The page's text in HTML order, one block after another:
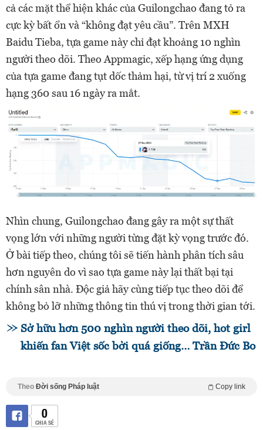
cả các mặt thể hiện khác của Guilongchao đang tỏ ra
cực kỳ bất ổn và “không đạt yêu cầu”. Trên MXH
Baidu Tieba, tựa game này chỉ đạt khoảng 10 nghìn
người theo dõi. Theo Appmagic, xếp hạng ứng dụng
của tựa game đang tụt dốc thảm hại, từ vị trí 2 xuống
hạng 360 sau 16 ngày ra mắt.
Nhìn chung, Guilongchao đang gây ra một sự thất
vọng lớn với những người từng đặt kỳ vọng trước đó.
Ở bài tiếp theo, chúng tôi sẽ tiến hành phân tích sâu
hơn nguyên do vì sao tựa game này lại thất bại tại
chính sân nhà. Độc giả hãy cùng tiếp tục theo dõi để
không bỏ lỡ những thông tin thú vị trong thời gian tới.
Sở hữu hơn 500 nghìn người theo dõi, hot girl
khiến fan Việt sốc bởi quá giống… Trần Đức Bo
Theo Đời sống Pháp luật Copy link
0
CHIA SẺ